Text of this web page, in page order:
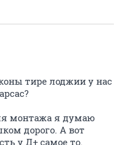
тире лоджии у нас
монтажа я думаю
дорого. А вот
у Д+ самое то.